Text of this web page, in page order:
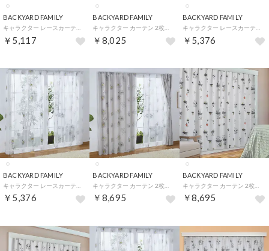
BACKYARD FAMILY
キャラクター レースカーテン 2枚組 （スヌーピーフラワー）
￥5,117
BACKYARD FAMILY
キャラクター カーテン 2枚組 （スヌーピー）
￥8,025
BACKYARD FAMILY
キャラクター レースカーテン 2枚組 （スヌーピー）
￥5,376
BACKYARD FAMILY
￥5,376
BACKYARD FAMILY
￥8,695
BACKYARD FAMILY
￥8,695